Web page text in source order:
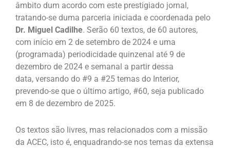
âmbito dum acordo com este prestigiado jornal,
tratando-se duma parceria iniciada e coordenada pelo
Dr. Miguel Cadilhe. Serão 60 textos, de 60 autores,
com início em 2 de setembro de 2024 e uma
(programada) periodicidade quinzenal até 9 de
dezembro de 2024 e semanal a partir dessa
data, versando do #9 a #25 temas do Interior,
prevendo-se que o último artigo, #60, seja publicado
em 8 de dezembro de 2025.
Os textos são livres, mas relacionados com a missão
da ACEC, isto é, enquadrando-se nos temas da extensa